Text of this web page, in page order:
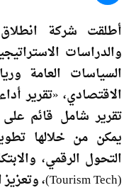
والدراسات
السياسات العامة
الاقتصادي، «تقرير
تقرير شامل قائم
يمكن من خلالها
التحول الرقمي،
(Tourism Tech)، وتعزيز النمو الشامل.